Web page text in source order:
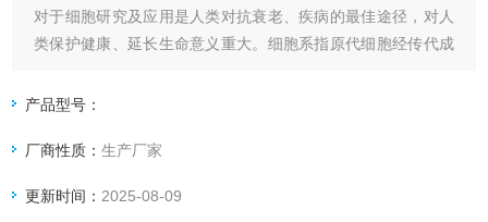
对于细胞研究及应用是人类对抗衰老、疾病的最佳途径，对人
类保护健康、延长生命意义重大。细胞系指原代细胞经传代成
前细胞系广泛应用于科学研究和生物制药。原代细胞是从机体
培养细胞统称为原代细胞培养。
产品型号：
厂商性质：生产厂家
更新时间： 2025-08-09